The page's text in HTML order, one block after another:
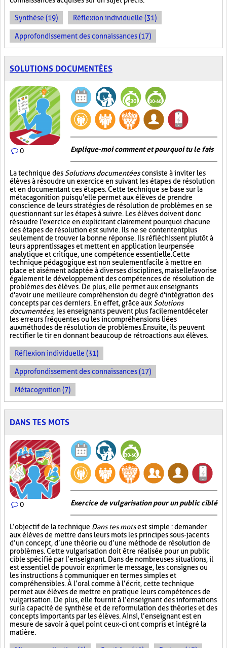
Synthèse (19) Réflexion individuelle (31)
Approfondissement des connaissances (17)
SOLUTIONS DOCUMENTÉES
0 Explique-moi comment et pourquoi tu le fais
La technique des Solutions documentéesconsiste à inviter les
élèves à résoudre un exercice en suivant les étapes de résolution
et en documentant ces étapes. Cette technique se base sur la
métacagonition puisqu'elle permet aux élèves de prendre
conscience de leurs stratégies de résolution de problèmes en se
questionnant sur les étapes à suivre. Les élèves doivent donc
résoudre l'exercice en explicitant clairement pourquoi chacune
des étapes de résolution est suivie. Ils ne se contentent plus
seulement de trouver la bonne réponse. Ils réfléchissent plutôt à
leurs apprentissages et mettent en application leur pensée
analytique et critique, une compétence essentielle. Cette
technique pédagogique est non seulement facile à mettre en
place et aisément adaptée à diverses disciplines, mais elle favorise
également le développement des compétences de résolution de
problèmes des élèves. De plus, elle permet aux enseignants
d'avoir une meilleure compréhension du degré d'intégration des
concepts par ces derniers. En effet, grâce aux Solutions
documentées, les enseignants peuvent plus facilement déceler
les erreurs fréquentes ou les incompréhensions liées
aux méthodes de résolution de problèmes. Ensuite, ils peuvent
rectifier le tir en donnant beaucoup de rétroactions aux élèves.
Réflexion individuelle (31)
Approfondissement des connaissances (17)
Métacognition (7)
DANS TES MOTS
0 Exercice de vulgarisation pour un public ciblé
L’objectif de la technique Dans tes motsest simple : demander
aux élèves de mettre dans leurs mots les principes sous-jacents
d’un concept, d’une théorie ou d’une méthode de résolution de
problèmes. Cette vulgarisation doit être réalisée pour un public
cible spécifié par l’enseignant. Dans de nombreuses situations, il
est essentiel de pouvoir exprimer le message, les consignes ou
les instructions à communiquer en termes simples et
compréhensibles. À l’oral comme à l’écrit, cette technique
permet aux élèves de mettre en pratique leurs compétences de
vulgarisation. De plus, elle fournit à l’enseignant des informations
sur la capacité de synthèse et de reformulation des théories et des
concepts importants par les élèves. Ainsi, l’enseignant est en
mesure de savoir à quel point ceux-ci ont compris et intégré la
matière.